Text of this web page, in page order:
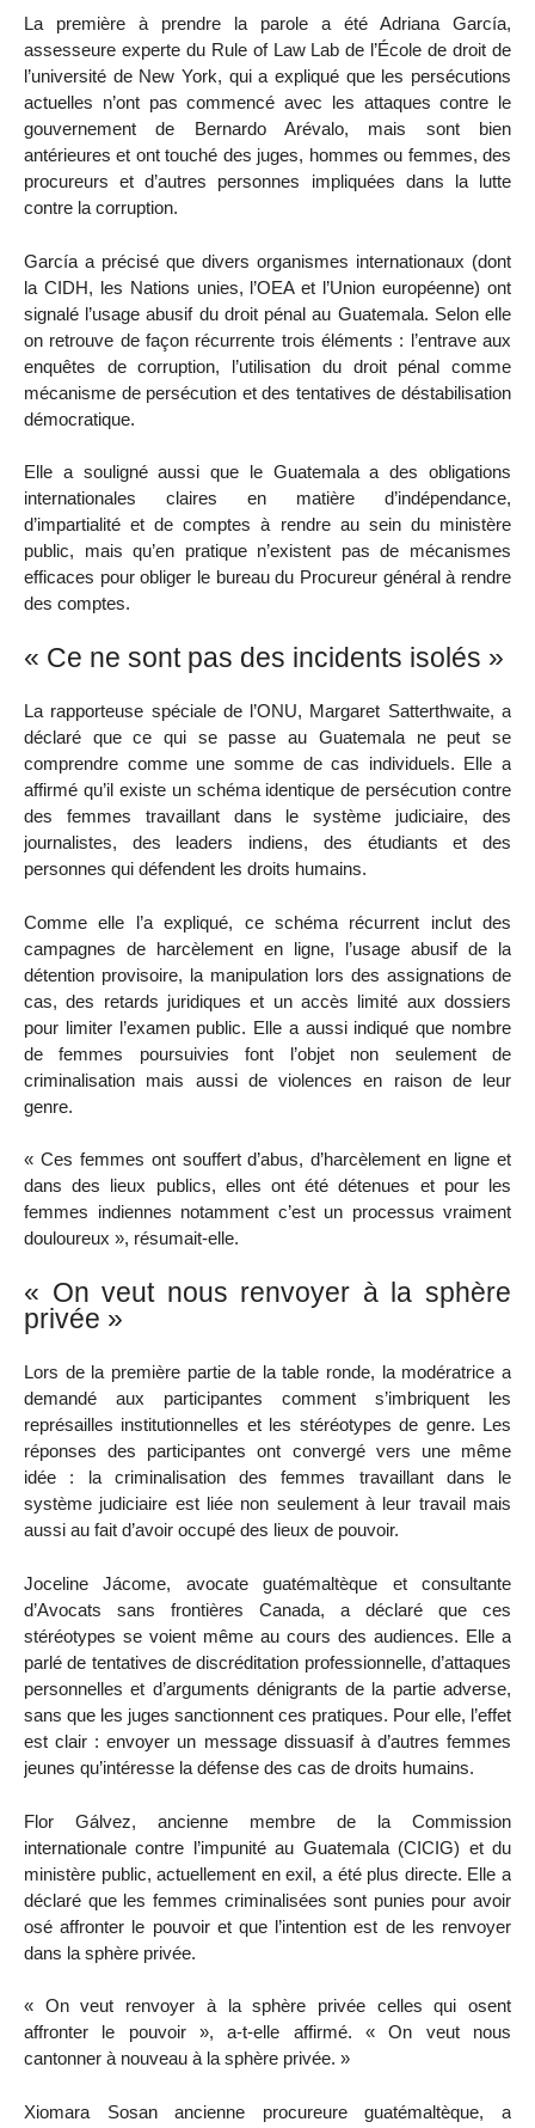
La première à prendre la parole a été Adriana García,
assesseure experte du Rule of Law Lab de l’École de droit de
l’université de New York, qui a expliqué que les persécutions
actuelles n’ont pas commencé avec les attaques contre le
gouvernement de Bernardo Arévalo, mais sont bien
antérieures et ont touché des juges, hommes ou femmes, des
procureurs et d’autres personnes impliquées dans la lutte
contre la corruption.
García a précisé que divers organismes internationaux (dont
la CIDH, les Nations unies, l’OEA et l’Union européenne) ont
signalé l’usage abusif du droit pénal au Guatemala. Selon elle
on retrouve de façon récurrente trois éléments : l’entrave aux
enquêtes de corruption, l’utilisation du droit pénal comme
mécanisme de persécution et des tentatives de déstabilisation
démocratique.
Elle a souligné aussi que le Guatemala a des obligations
internationales claires en matière d’indépendance,
d’impartialité et de comptes à rendre au sein du ministère
public, mais qu’en pratique n’existent pas de mécanismes
efficaces pour obliger le bureau du Procureur général à rendre
des comptes.
« Ce ne sont pas des incidents isolés »
La rapporteuse spéciale de l’ONU, Margaret Satterthwaite, a
déclaré que ce qui se passe au Guatemala ne peut se
comprendre comme une somme de cas individuels. Elle a
affirmé qu’il existe un schéma identique de persécution contre
des femmes travaillant dans le système judiciaire, des
journalistes, des leaders indiens, des étudiants et des
personnes qui défendent les droits humains.
Comme elle l’a expliqué, ce schéma récurrent inclut des
campagnes de harcèlement en ligne, l’usage abusif de la
détention provisoire, la manipulation lors des assignations de
cas, des retards juridiques et un accès limité aux dossiers
pour limiter l’examen public. Elle a aussi indiqué que nombre
de femmes poursuivies font l’objet non seulement de
criminalisation mais aussi de violences en raison de leur
genre.
« Ces femmes ont souffert d’abus, d’harcèlement en ligne et
dans des lieux publics, elles ont été détenues et pour les
femmes indiennes notamment c’est un processus vraiment
douloureux », résumait-elle.
« On veut nous renvoyer à la sphère
privée »
Lors de la première partie de la table ronde, la modératrice a
demandé aux participantes comment s’imbriquent les
représailles institutionnelles et les stéréotypes de genre. Les
réponses des participantes ont convergé vers une même
idée : la criminalisation des femmes travaillant dans le
système judiciaire est liée non seulement à leur travail mais
aussi au fait d’avoir occupé des lieux de pouvoir.
Joceline Jácome, avocate guatémaltèque et consultante
d’Avocats sans frontières Canada, a déclaré que ces
stéréotypes se voient même au cours des audiences. Elle a
parlé de tentatives de discréditation professionnelle, d’attaques
personnelles et d’arguments dénigrants de la partie adverse,
sans que les juges sanctionnent ces pratiques. Pour elle, l’effet
est clair : envoyer un message dissuasif à d’autres femmes
jeunes qu’intéresse la défense des cas de droits humains.
Flor Gálvez, ancienne membre de la Commission
internationale contre l’impunité au Guatemala (CICIG) et du
ministère public, actuellement en exil, a été plus directe. Elle a
déclaré que les femmes criminalisées sont punies pour avoir
osé affronter le pouvoir et que l’intention est de les renvoyer
dans la sphère privée.
« On veut renvoyer à la sphère privée celles qui osent
affronter le pouvoir », a-t-elle affirmé. « On veut nous
cantonner à nouveau à la sphère privée. »
Xiomara Sosan ancienne procureure guatémaltèque, a